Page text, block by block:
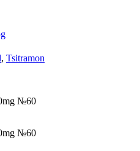
, Tsitramon
№60
№60